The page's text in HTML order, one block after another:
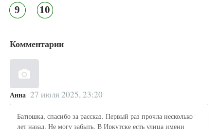
9 10
Комментарии
Анна 27 июля 2025, 23:20
Батюшка, спасибо за рассказ. Первый раз прочла несколько
лет назад. Не могу забыть. В Иркутске есть улица имени